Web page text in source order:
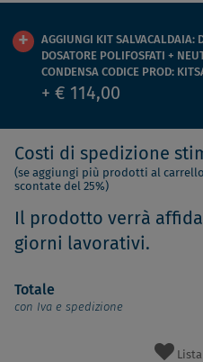
AGGIUNGI KIT SALVACALDAIA:
DOSATORE POLIFOSFATI +
CONDENSA CODICE PROD:
+ € 114,00
Costi di spedizione
(se aggiungi più prodotti al
scontate del 25%)
Il prodotto verrà
giorni lavorativi.
Totale
con Iva e spedizione